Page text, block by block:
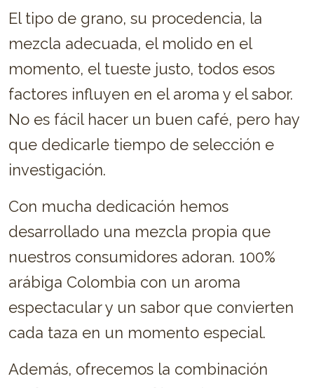
El tipo de grano, su procedencia, la
mezcla adecuada, el molido en el
momento, el tueste justo, todos esos
factores influyen en el aroma y el sabor.
No es fácil hacer un buen café, pero hay
que dedicarle tiempo de selección e
investigación.
Con mucha dedicación hemos
desarrollado una mezcla propia que
nuestros consumidores adoran. 100%
arábiga Colombia con un aroma
espectacular y un sabor que convierten
cada taza en un momento especial.
Además, ofrecemos la combinación